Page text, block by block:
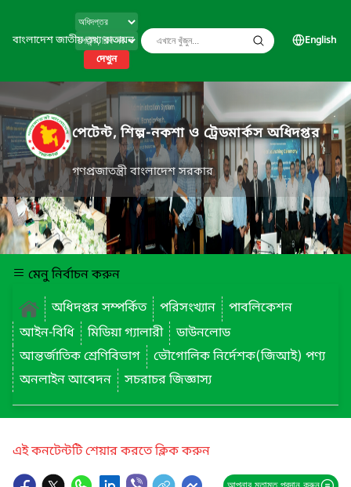
বাংলাদেশ জাতীয় তথ্য বাতায়ন
দেখুন
English
পেটেন্ট, শিল্প-নকশা ও ট্রেডমার্কস অধিদপ্তর
গণপ্রজাতন্ত্রী বাংলাদেশ সরকার
মেনু নির্বাচন করুন
অধিদপ্তর সম্পর্কিত
পরিসংখ্যান
পাবলিকেশন
আইন-বিধি
মিডিয়া গ্যালারী
ডাউনলোড
আন্তর্জাতিক শ্রেণিবিভাগ
ভৌগোলিক নির্দেশক(জিআই) পণ্য
অনলাইন আবেদন
সচরাচর জিজ্ঞাস্য
এই কনটেন্টটি শেয়ার করতে ক্লিক করুন